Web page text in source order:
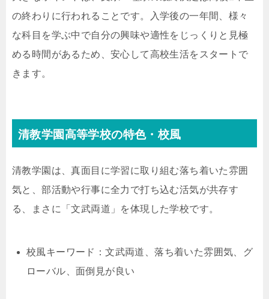
の終わりに行われることです。入学後の一年間、様々
な科目を学ぶ中で自分の興味や適性をじっくりと見極
める時間があるため、安心して高校生活をスタートで
きます。
清教学園高等学校の特色・校風
清教学園は、真面目に学習に取り組む落ち着いた雰囲
気と、部活動や行事に全力で打ち込む活気が共存す
る、まさに「文武両道」を体現した学校です。
校風キーワード：文武両道、落ち着いた雰囲気、グ
ローバル、面倒見が良い